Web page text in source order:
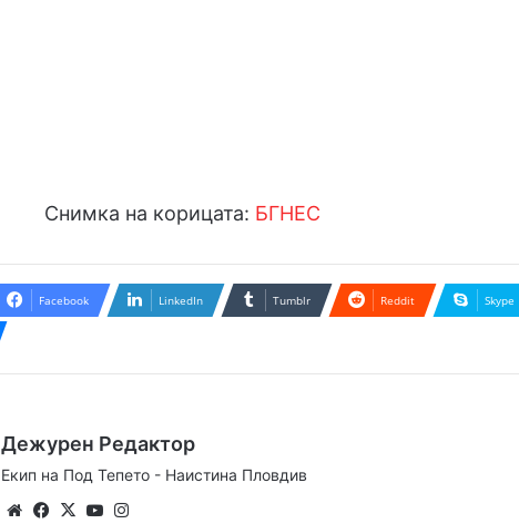
Снимка на корицата: БГНЕС
Facebook LinkedIn Tumblr Reddit Skype
Дежурен Редактор
Екип на Под Тепето - Наистина Пловдив
WebsiteFacebook
X YouTube